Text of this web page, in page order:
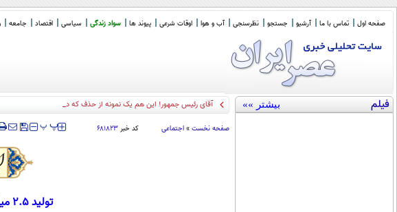
صفحه اول تماس با ما آرشیو جستجو نظرسنجی آب و هوا اوقات شرعی پیوند ها سواد زندگی سیاسی اقتصاد جامعه
فیلم بیشتر »» آقای رئیس جمهور! این هم یک نمونه از حذف که در گزارش خود به ص
صفحه نخست » اجتماعی کد خبر۶۸۱۸۲۳ ‍‍‍ پ پ
تولید 2.5 میلیون تن برنج در سال جاری